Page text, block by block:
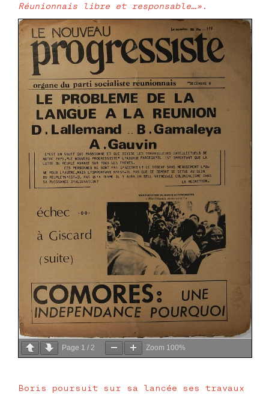
Réunionnais libre et responsable…» .
Page 1 / 2 Zoom 100%
Boris poursuit sur sa lancée ses travaux